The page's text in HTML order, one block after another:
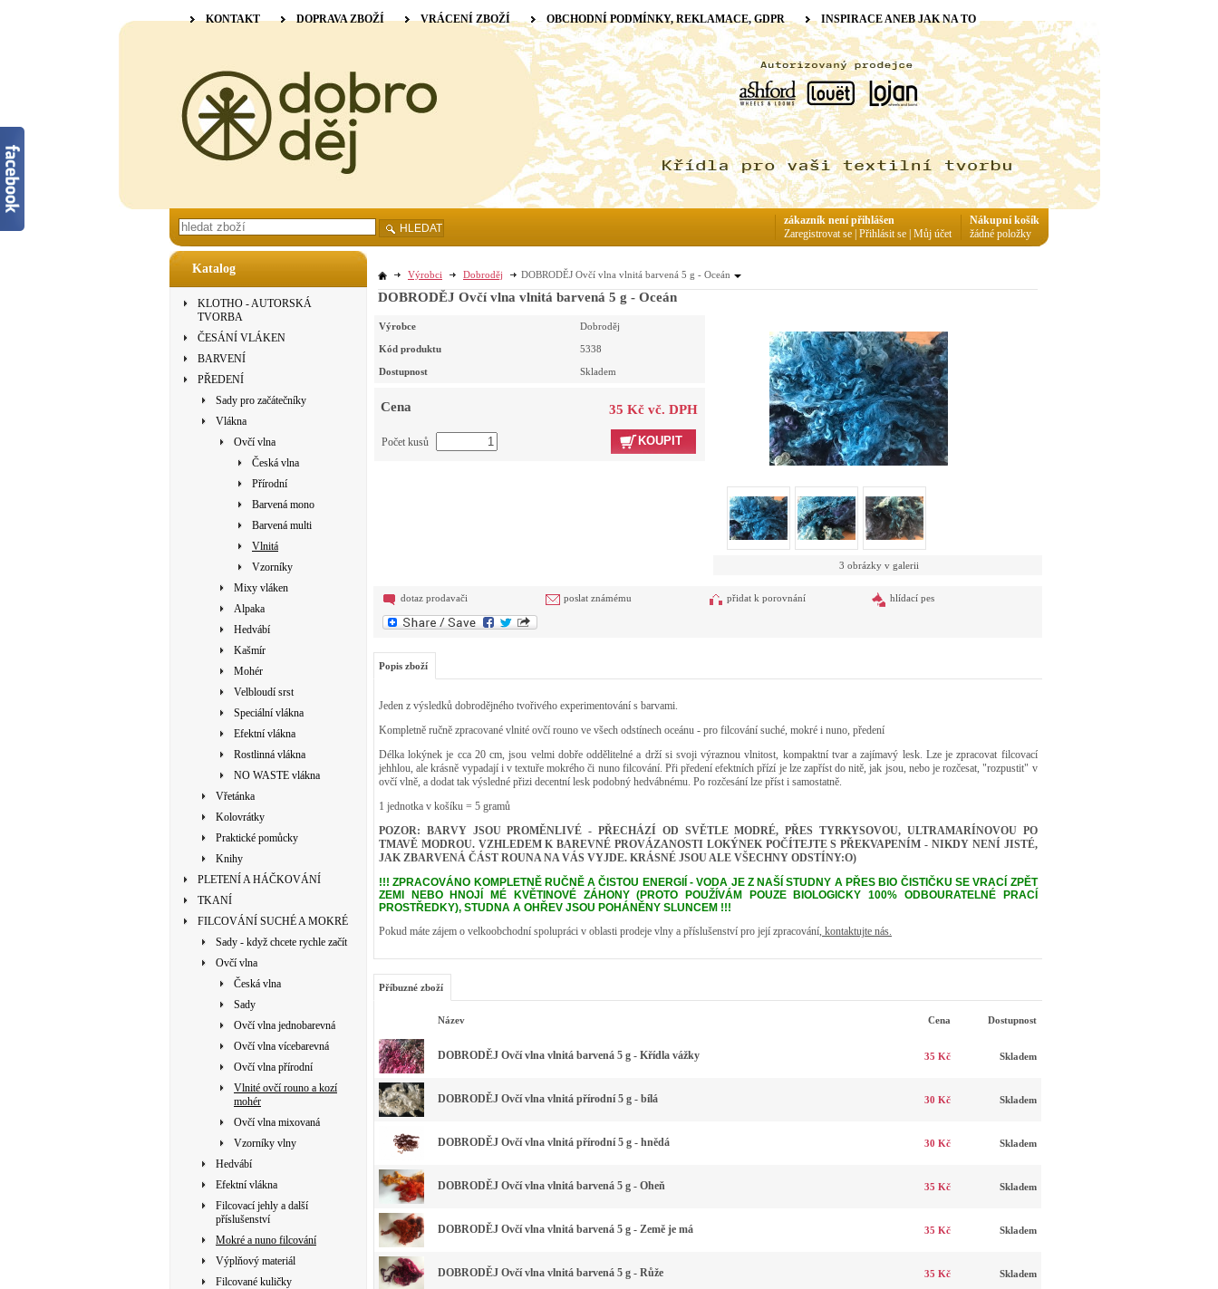
Katalog
KLOTHO - AUTORSKÁ
TVORBA
ČESÁNÍ VLÁKEN
BARVENÍ
PŘEDENÍ
Sady pro začátečníky
Vlákna
Ovčí vlna
Česká vlna
Přírodní
Barvená mono
Barvená multi
Vlnitá
Vzorníky
Mixy vláken
Alpaka
Hedvábí
Kašmír
Mohér
Velbloudí srst
Speciální vlákna
Efektní vlákna
Rostlinná vlákna
NO WASTE vlákna
Vřetánka
Kolovrátky
Praktické pomůcky
Knihy
PLETENÍ A HÁČKOVÁNÍ
TKANÍ
FILCOVÁNÍ SUCHÉ A MOKRÉ
Sady - když chcete rychle začít
Ovčí vlna
Česká vlna
Sady
Ovčí vlna jednobarevná
Ovčí vlna vícebarevná
Ovčí vlna přírodní
Vlnité ovčí rouno a kozí
mohér
Ovčí vlna mixovaná
Vzorníky vlny
Hedvábí
Efektní vlákna
Filcovací jehly a další
příslušenství
Mokré a nuno filcování
Výplňový materiál
Filcované kuličky
Výrobci Dobroděj DOBRODĚJ Ovčí vlna vlnitá barvená 5 g - Oceán
DOBRODĚJ Ovčí vlna vlnitá barvená 5 g - Oceán
Výrobce Dobroděj
Kód produktu 5338
Dostupnost Skladem
Cena 35 Kč vč. DPH
KOUPIT
Počet kusů
3 obrázky v galerii
dotaz prodavači poslat známému přidat k porovnání hlídací pes
Popis zboží
Jeden z výsledků dobrodějného tvořivého experimentování s barvami.
Kompletně ručně zpracované vlnité ovčí rouno ve všech odstínech oceánu - pro filcování suché, mokré i nuno, předení
Délka lokýnek je cca 20 cm, jsou velmi dobře oddělitelné a drží si svoji výraznou vlnitost, kompaktní tvar a zajímavý lesk. Lze je zpracovat filcovací
jehhlou, ale krásně vypadají i v textuře mokrého či nuno filcování. Při předení efektních přízí je lze zapříst do nitě, jak jsou, nebo je rozčesat, "rozpustit" v
ovčí vlně, a dodat tak výsledné přizi decentní lesk podobný hedvábnému. Po rozčesání lze příst i samostatně.
1 jednotka v košíku = 5 gramů
POZOR: BARVY JSOU PROMĚNLIVÉ - PŘECHÁZÍ OD SVĚTLE MODRÉ, PŘES TYRKYSOVOU, ULTRAMARÍNOVOU PO
TMAVĚ MODROU. VZHLEDEM K BAREVNÉ PROVÁZANOSTI LOKÝNEK POČÍTEJTE S PŘEKVAPENÍM - NIKDY NENÍ JISTÉ,
JAK ZBARVENÁ ČÁST ROUNA NA VÁS VYJDE. KRÁSNÉ JSOU ALE VŠECHNY ODSTÍNY:O)
!!! ZPRACOVÁNO KOMPLETNĚ RUČNĚ A ČISTOU ENERGIÍ - VODA JE Z NAŠÍ STUDNY A PŘES BIO ČISTIČKU SE VRACÍ ZPĚT
ZEMI NEBO HNOJÍ MÉ KVĚTINOVÉ ZÁHONY (PROTO POUŽÍVÁM POUZE BIOLOGICKY 100% ODBOURATELNÉ PRACÍ
PROSTŘEDKY), STUDNA A OHŘEV JSOU POHÁNĚNY SLUNCEM !!!
Pokud máte zájem o velkoobchodní spolupráci v oblasti prodeje vlny a příslušenství pro její zpracování, kontaktujte nás.
Příbuzné zboží
Název Cena Dostupnost
DOBRODĚJ Ovčí vlna vlnitá barvená 5 g - Křídla vážky 35 Kč Skladem
DOBRODĚJ Ovčí vlna vlnitá přírodní 5 g - bílá 30 Kč Skladem
DOBRODĚJ Ovčí vlna vlnitá přírodní 5 g - hnědá 30 Kč Skladem
DOBRODĚJ Ovčí vlna vlnitá barvená 5 g - Oheň 35 Kč Skladem
DOBRODĚJ Ovčí vlna vlnitá barvená 5 g - Země je má 35 Kč Skladem
DOBRODĚJ Ovčí vlna vlnitá barvená 5 g - Růže 35 Kč Skladem
KONTAKT DOPRAVA ZBOŽÍ VRÁCENÍ ZBOŽÍ OBCHODNÍ PODMÍNKY, REKLAMACE, GDPR INSPIRACE ANEB JAK NA TO
HLEDAT
Nákupní košík
žádné položky
zákazník není přihlášen
Zaregistrovat se Přihlásit se Můj účet